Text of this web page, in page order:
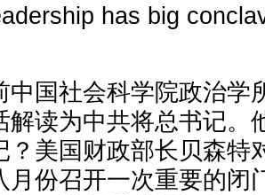
has big
中国社会科学院政治学
解读为中共将总书记。
？美国财政部长贝森特
月份召开一次重要的闭